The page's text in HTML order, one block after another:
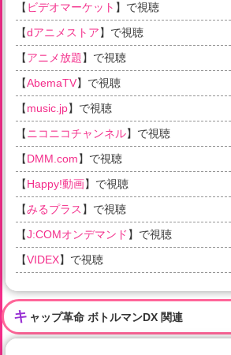
【 ビデオマーケット 】で視聴
【dアニメストア】で視聴
【アニメ放題】で視聴
【AbemaTV】で視聴
【music.jp】で視聴
【ニコニコチャンネル】で視聴
【DMM.com】で視聴
【Happy!動画】で視聴
【みるプラス 】で視聴
【J:COMオンデマンド 】で視聴
【VIDEX】で視聴
キ ャップ革命 ボトルマンDX 関連